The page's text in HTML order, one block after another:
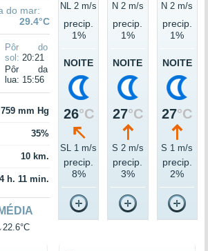
do mar:
29.4°C
Pôr do
sol: 20:21
Pôr da
lua: 15:56
759 mm Hg
35%
10 km.
h. 11 min.
22.6°C
NL 2 m/s
precip.
1%
NOITE
26°C
SL 1 m/s
precip.
8%
N 2 m/s
precip.
1%
NOITE
27°C
S 2 m/s
precip.
3%
N 2 m/s
precip.
1%
NOITE
27°C
S 1 m/s
precip.
2%